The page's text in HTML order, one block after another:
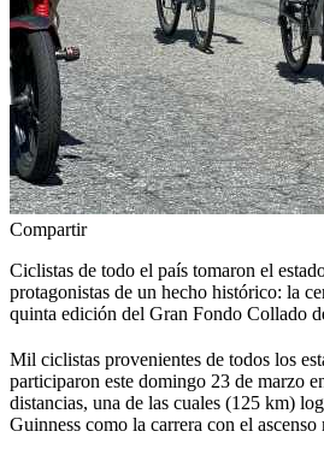
Compartir
Ciclistas de todo el país tomaron el
protagonistas de un hecho histórico: la
quinta edición del Gran Fondo Collado
Mil ciclistas provenientes de todos los
participaron este domingo 23 de marzo
distancias, una de las cuales (125 km)
Guinness como la carrera con el